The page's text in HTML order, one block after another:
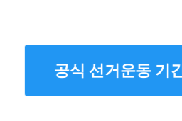
공식 선거운동 기